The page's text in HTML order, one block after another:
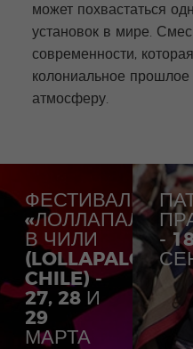
может похвастаться
установок в мире.
современности,
колониальное
атмосферу.
ФЕСТИВАЛЬ
«ЛОЛЛАПАЛУЗА»
В ЧИЛИ
(LOLLAPALOOZA
CHILE) -
27, 28 И
29
МАРТА
-